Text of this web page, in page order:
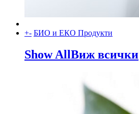
+- БИО и ЕКО Продукти
Show AllВиж всички